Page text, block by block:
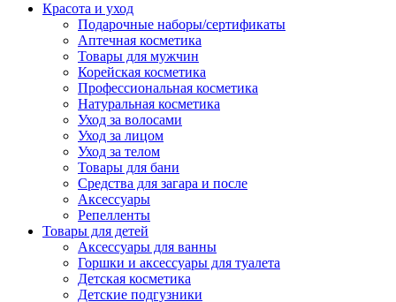
Красота и уход
Подарочные наборы/сертификаты
Аптечная косметика
Товары для мужчин
Корейская косметика
Профессиональная косметика
Натуральная косметика
Уход за волосами
Уход за лицом
Уход за телом
Товары для бани
Средства для загара и после
Аксессуары
Репелленты
Товары для детей
Аксессуары для ванны
Горшки и аксессуары для туалета
Детская косметика
Детские подгузники